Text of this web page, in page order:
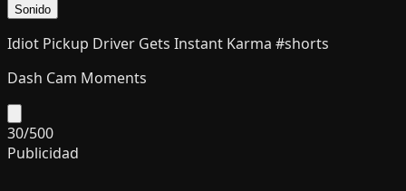
Sonido
Idiot Pickup Driver Gets Instant Karma #shorts
Dash Cam Moments
30/500
Publicidad